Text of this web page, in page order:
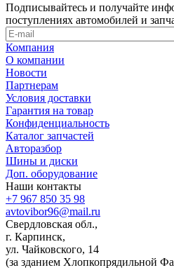
Подписывайтесь и получайте
поступлениях автомобилей и
Компания
О компании
Новости
Партнерам
Условия доставки
Гарантия на товар
Конфиденциальность
Каталог запчастей
Авторазбор
Шины и диски
Доп. оборудование
Наши контакты
+7 967 850 35 98
avtovibor96@mail.ru
Свердловская обл.,
г. Карпинск,
ул. Чайковского, 14
(за зданием Хлопкопрядильной